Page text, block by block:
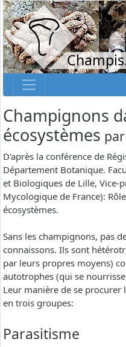
Champignons
écosystèmes par
D'après la conférence de
Département Botanique.
et Biologiques de Lille, Vice-
Mycologique de France):
écosystèmes.
Sans les champignons, pas
connaissons. Ils sont
par leurs propres moyens)
autotrophes (qui se
Leur manière de se
en trois groupes:
Parasitisme